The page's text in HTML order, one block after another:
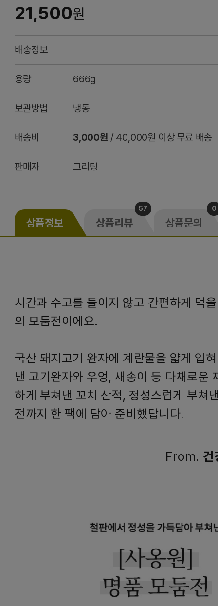
21,500원
배송정보
용량 666g
보관방법 냉동
배송비 3,000원 / 40,000원 이상 무료 배송
판매자 그리팅
상품정보 상품리뷰
57
상품문의
0
시간과 수고를 들이지 않고 간편하게 먹
의 모둠전이에요.
국산 돼지고기 완자에 계란물을 얇게 입
낸 고기완자와 우엉, 새송이 등 다채로운
하게 부쳐낸 꼬치 산적, 정성스럽게 부쳐
전까지 한 팩에 담아 준비했답니다.
From. 건